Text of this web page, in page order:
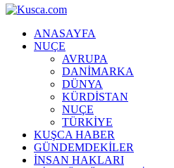
ANASAYFA
NUÇE
AVRUPA
DANİMARKA
DÜNYA
KÜRDİSTAN
NUÇE
TÜRKİYE
KUŞCA HABER
GÜNDEMDEKİLER
İNSAN HAKLARI